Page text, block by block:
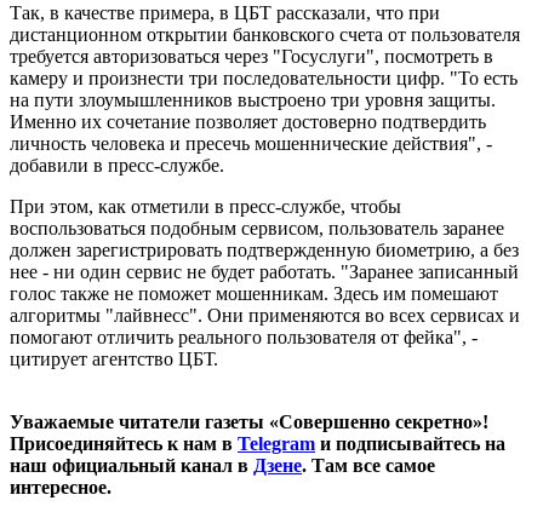
Так, в качестве примера, в ЦБТ рассказали, что при
дистанционном открытии банковского счета от пользователя
требуется авторизоваться через "Госуслуги", посмотреть в
камеру и произнести три последовательности цифр. "То есть
на пути злоумышленников выстроено три уровня защиты.
Именно их сочетание позволяет достоверно подтвердить
личность человека и пресечь мошеннические действия", -
добавили в пресс-службе.
При этом, как отметили в пресс-службе, чтобы
воспользоваться подобным сервисом, пользователь заранее
должен зарегистрировать подтвержденную биометрию, а без
нее - ни один сервис не будет работать. "Заранее записанный
голос также не поможет мошенникам. Здесь им помешают
алгоритмы "лайвнесс". Они применяются во всех сервисах и
помогают отличить реального пользователя от фейка", -
цитирует агентство ЦБТ.
Уважаемые читатели газеты «Совершенно секретно»!
Присоединяйтесь к нам в Telegram и подписывайтесь на
наш официальный канал в Дзене. Там все самое
интересное.